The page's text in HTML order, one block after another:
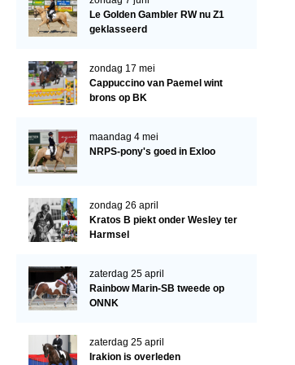
Informatie aan je paard of pony toevoegen
Onze fokkerij
Fokkerij informatie
Fokprogramma's en registratie
Veulen registratie
Predicaten
Cornage
WBSFH
Zoek een hengst
Le Golden Gambler RW nu Z1
geklasseerd
zondag 17 mei
Cappuccino van Paemel wint
brons op BK
maandag 4 mei
NRPS-pony's goed in Exloo
zondag 26 april
Kratos B piekt onder Wesley ter
Harmsel
zaterdag 25 april
Rainbow Marin-SB tweede op
ONNK
zaterdag 25 april
Irakion is overleden